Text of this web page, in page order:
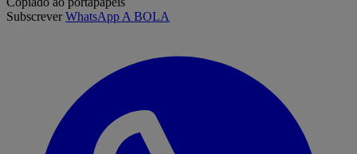
SubscreverWhatsApp A BOLA